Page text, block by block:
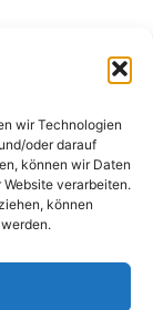
wir Technologien
oder darauf
können wir Daten
verarbeiten.
können